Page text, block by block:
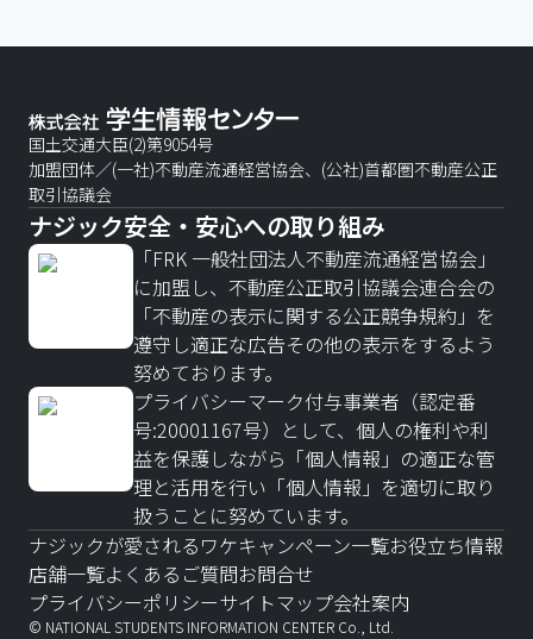
国土交通大臣(2)第9054号
加盟団体／(一社)不動産流通経営協会、(公社)首都圏不動産公正
取引協議会
ナジック安全・安心への取り組み
「FRK 一般社団法人不動産流通経営協会」
に加盟し、不動産公正取引協議会連合会の
「不動産の表示に関する公正競争規約」を
遵守し適正な広告その他の表示をするよう
努めております。
プライバシーマーク付与事業者（認定番
号:20001167号）として、個人の権利や利
益を保護しながら「個人情報」の適正な管
理と活用を行い「個人情報」を適切に取り
扱うことに努めています。
ナジックが愛されるワケキャンペーン一覧お役立ち情報
店舗一覧よくあるご質問お問合せ
プライバシーポリシーサイトマップ会社案内
© NATIONAL STUDENTS INFORMATION CENTER Co., Ltd.